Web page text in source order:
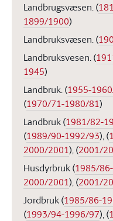
Landbrugsvæsen.(
1899/1900)
Landbruksvæsen.(
Landbruksvesen.(
1945)
Landbruk.(1955-
(1970/71-1980/81)
Landbruk(1981/82-
(1989/90-1992/93),(
2000/2001),(2001/
Husdyrbruk(1985/
2000/2001),(2001/
Jordbruk(1985/86-
(1993/94-1996/97),(